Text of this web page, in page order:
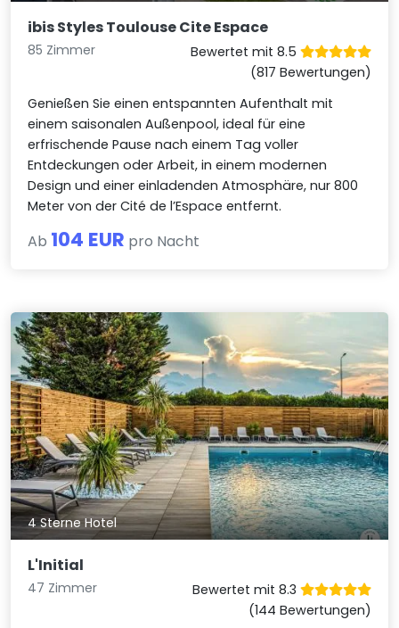
ibis Styles Toulouse Cite Espace
85 Zimmer
Bewertet mit 8.5
(817 Bewertungen)
Genießen Sie einen entspannten Aufenthalt mit
einem saisonalen Außenpool, ideal für eine
erfrischende Pause nach einem Tag voller
Entdeckungen oder Arbeit, in einem modernen
Design und einer einladenden Atmosphäre, nur 800
Meter von der Cité de l’Espace entfernt.
Ab 104 EUR pro Nacht
4 Sterne Hotel
L'Initial
47 Zimmer
Bewertet mit 8.3
(144 Bewertungen)